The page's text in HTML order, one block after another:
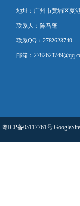
地址：广州市黄埔区夏
联系人：陈马蓬
联系QQ：2782623749
邮箱：
粤ICP备05117761号